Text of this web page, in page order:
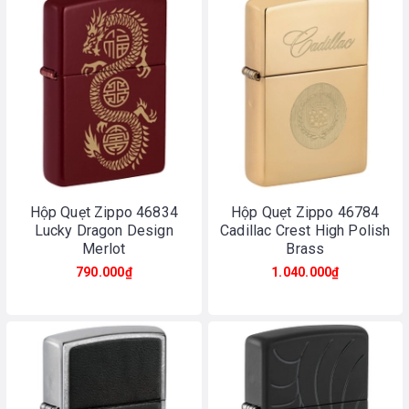
Hộp Quẹt Zippo 46834
Lucky Dragon Design
Merlot
790.000₫
Hộp Quẹt Zippo 46784
Cadillac Crest High Polish
Brass
1.040.000₫